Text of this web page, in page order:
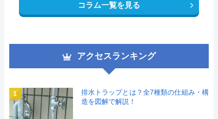
コラム一覧を見る
アクセスランキング
1
排水トラップとは？全7種類の仕組み・構
造を図解で解説！